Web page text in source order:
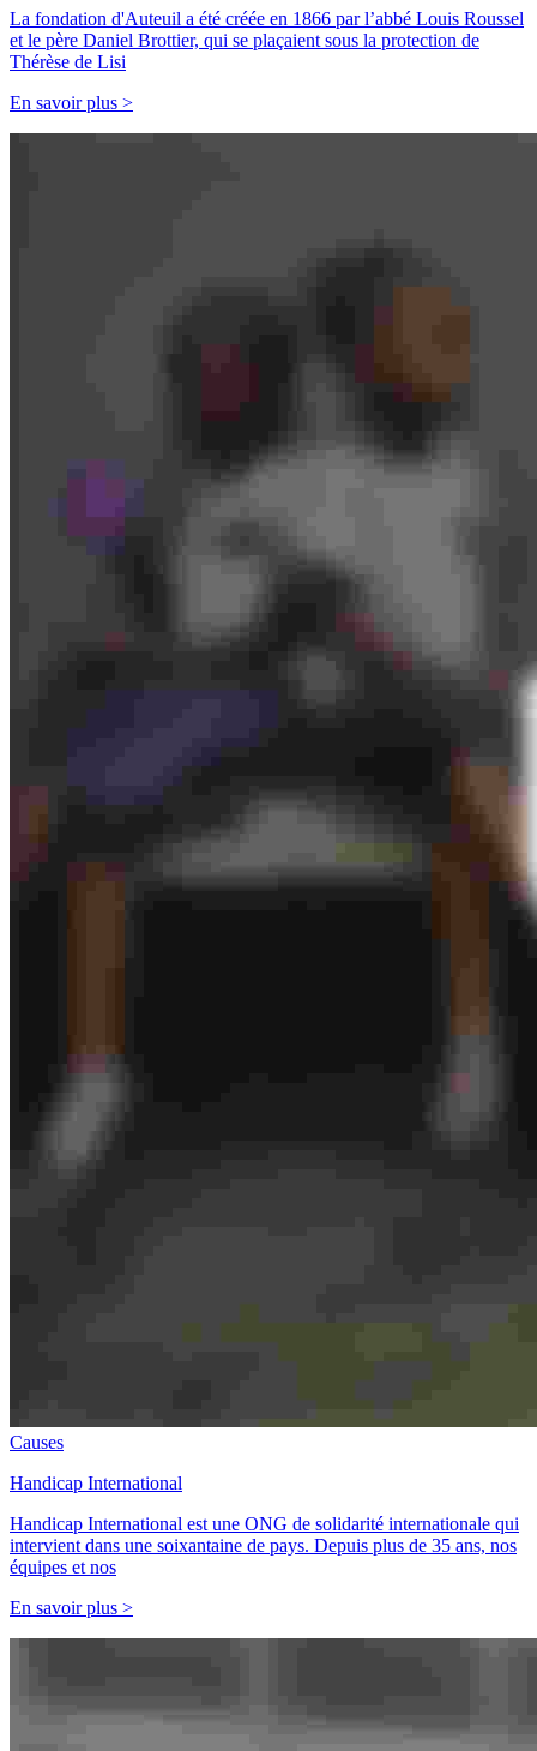
La fondation d'Auteuil a été créée en 1866 par l’abbé Louis Roussel
et le père Daniel Brottier, qui se plaçaient sous la protection de
Thérèse de Lisi
En savoir plus >
Causes
Handicap International
Handicap International est une ONG de solidarité internationale qui
intervient dans une soixantaine de pays. Depuis plus de 35 ans, nos
équipes et nos
En savoir plus >